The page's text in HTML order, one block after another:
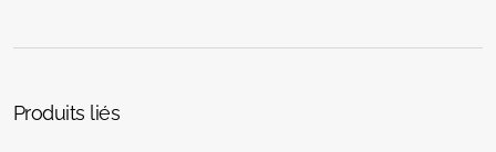
Produits liés